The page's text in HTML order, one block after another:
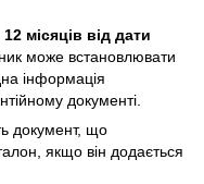
12 місяців від дати
може встановлювати
інформація
документі.
документ, що
якщо він додається